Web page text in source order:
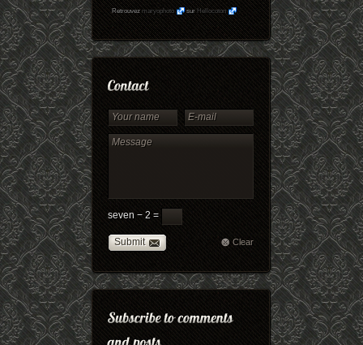
Retrouvezmaryophoto surHellocoton
seven − 2 =
Submit Clear